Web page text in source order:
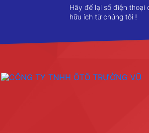
Hãy để lại số điện
hữu ích từ chúng tôi !